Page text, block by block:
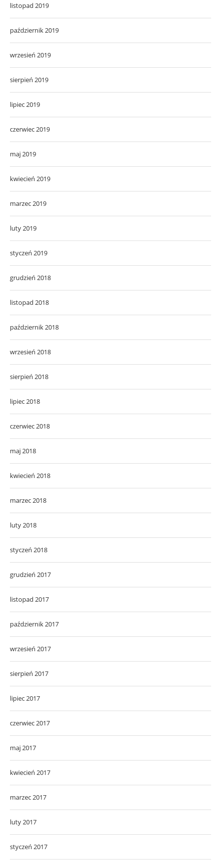
listopad 2019
październik 2019
wrzesień 2019
sierpień 2019
lipiec 2019
czerwiec 2019
maj 2019
kwiecień 2019
marzec 2019
luty 2019
styczeń 2019
grudzień 2018
listopad 2018
październik 2018
wrzesień 2018
sierpień 2018
lipiec 2018
czerwiec 2018
maj 2018
kwiecień 2018
marzec 2018
luty 2018
styczeń 2018
grudzień 2017
listopad 2017
październik 2017
wrzesień 2017
sierpień 2017
lipiec 2017
czerwiec 2017
maj 2017
kwiecień 2017
marzec 2017
luty 2017
styczeń 2017